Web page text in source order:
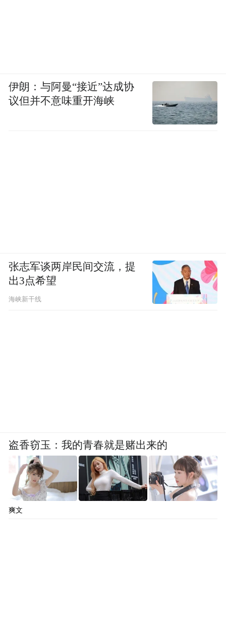
伊朗：与阿曼“接近”达成协
议但并不意味重开海峡
张志军谈两岸民间交流，提
出3点希望
海峡新干线
盗香窃玉：我的青春就是赌出来的
爽文